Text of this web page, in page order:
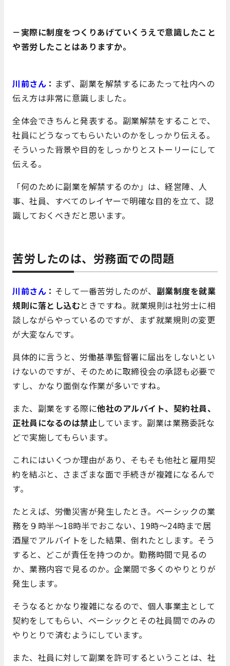
－実際に制度をつくりあげていくうえで意識したこと
や苦労したことはありますか。
川前さん ： まず、副業を解禁するにあたって社内への
伝え方は非常に意識しました。
全体会できちんと発表する。副業解禁をすることで、
社員にどうなってもらいたいのかをしっかり伝える。
そういった背景や目的をしっかりとストーリーにして
伝える。
「何のために副業を解禁するのか」は、経営陣、人
事、社員、すべてのレイヤーで明確な目的を立て、認
識しておくべきだと思います。
苦労したのは、労務面での問題
川前さん ： そして一番苦労したのが、 副業制度を就業
規則に落とし込むときですね。就業規則は社労士に相
談しながらやっているのですが、まず就業規則の変更
が大変なんです。
具体的に言うと、労働基準監督署に届出をしないとい
けないのですが、そのために取締役会の承認も必要で
すし、かなり面倒な作業が多いですね。
また、副業をする際に他社のアルバイト、契約社員、
正社員になるのは禁止しています。副業は業務委託な
どで実施してもらいます。
これにはいくつか理由があり、そもそも他社と雇用契
約を結ぶと、さまざまな面で手続きが複雑になるんで
す。
たとえば、労働災害が発生したとき。ベーシックの業
務を９時半～18時半でおこない、19時～24時まで居
酒屋でアルバイトをした結果、倒れたとします。そう
すると、どこが責任を持つのか。勤務時間で見るの
か、業務内容で見るのか。企業間で多くのやりとりが
発生します。
そうなるとかなり複雑になるので、個人事業主として
契約をしてもらい、ベーシックとその社員間でのみの
やりとりで済むようにしています。
また、社員に対して副業を許可するということは、社